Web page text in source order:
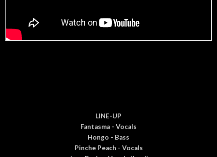
LINE-UP
Fantasma - Vocals
Hongo - Bass
Pinche Peach - Vocals